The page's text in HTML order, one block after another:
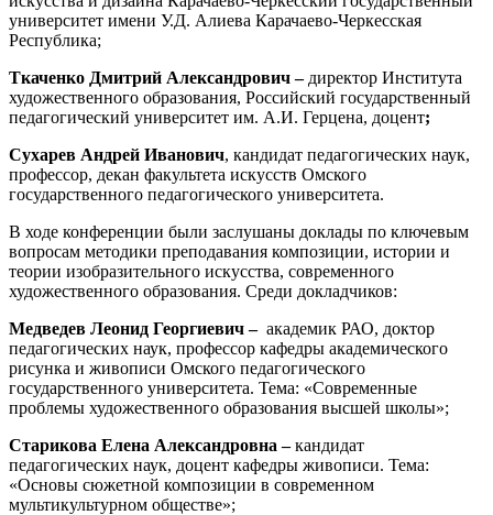
университет имени У.Д. Алиева Карачаево-Черкесская
Республика;
Ткаченко Дмитрий Александрович –директор Института
художественного образования, Российский государственный
педагогический университет им. А.И. Герцена, доцент;
Сухарев Андрей Иванович, кандидат педагогических наук,
профессор, декан факультета искусств Омского
государственного педагогического университета.
В ходе конференции были заслушаны доклады по ключевым
вопросам методики преподавания композиции, истории и
теории изобразительного искусства, современного
художественного образования. Среди докладчиков:
Медведев Леонид Георгиевич – академик РАО, доктор
педагогических наук, профессор кафедры академического
рисунка и живописи Омского педагогического
государственного университета. Тема: «Современные
проблемы художественного образования высшей школы»;
Старикова Елена Александровна –кандидат
педагогических наук, доцент кафедры живописи. Тема:
«Основы сюжетной композиции в современном
мультикультурном обществе»;